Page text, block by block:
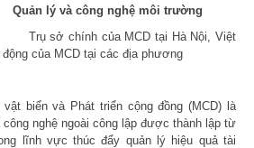
lý và công nghệ môi trường
sở chính của MCD tại Hà Nội, Việt
của MCD tại các địa phương
biển và Phát triển cộng đồng (MCD) là
nghệ ngoài công lập được thành lập từ
lĩnh vực thúc đẩy quản lý hiệu quả tài